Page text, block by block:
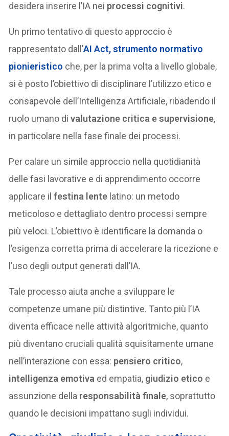
desidera inserire l’IA nei processi cognitivi.
Un primo tentativo di questo approccio è
rappresentato dall’AI Act, strumento normativo
pionieristico che, per la prima volta a livello globale,
si è posto l’obiettivo di disciplinare l’utilizzo etico e
consapevole dell’Intelligenza Artificiale, ribadendo il
ruolo umano divalutazione critica e supervisione,
in particolare nella fase finale dei processi.
Per calare un simile approccio nella quotidianità
delle fasi lavorative e di apprendimento occorre
applicare ilfestina lente latino: un metodo
meticoloso e dettagliato dentro processi sempre
più veloci. L’obiettivo è identificare la domanda o
l’esigenza corretta prima di accelerare la ricezione e
l’uso degli output generati dall’IA.
Tale processo aiuta anche a sviluppare le
competenze umane più distintive. Tanto più l’IA
diventa efficace nelle attività algoritmiche, quanto
più diventano cruciali qualità squisitamente umane
nell’interazione con essa: pensiero critico,
intelligenza emotiva ed empatia, giudizio etico e
assunzione della responsabilità finale, soprattutto
quando le decisioni impattano sugli individui.